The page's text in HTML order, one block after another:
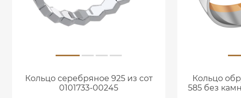
Кольцо серебряное 925 из сот
0101733-00245
Кольцо
585 без